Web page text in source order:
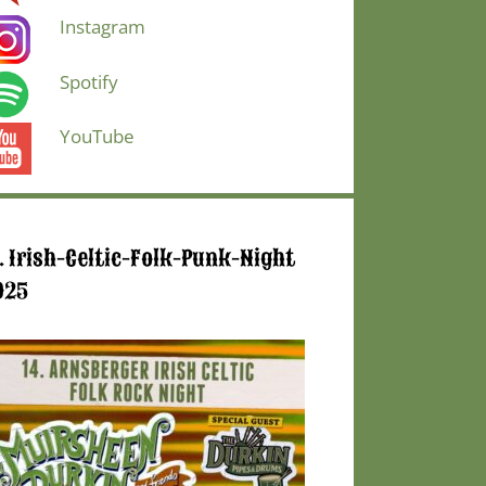
Instagram
Spotify
YouTube
Irish-Celtic-Folk-Punk-Night